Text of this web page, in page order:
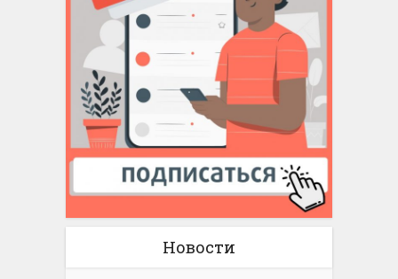
Новости